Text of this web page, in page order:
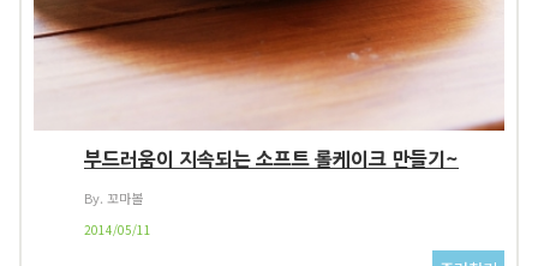
부드러움이 지속되는 소프트 롤케이크 만들기~
By. 꼬마볼
2014/05/11